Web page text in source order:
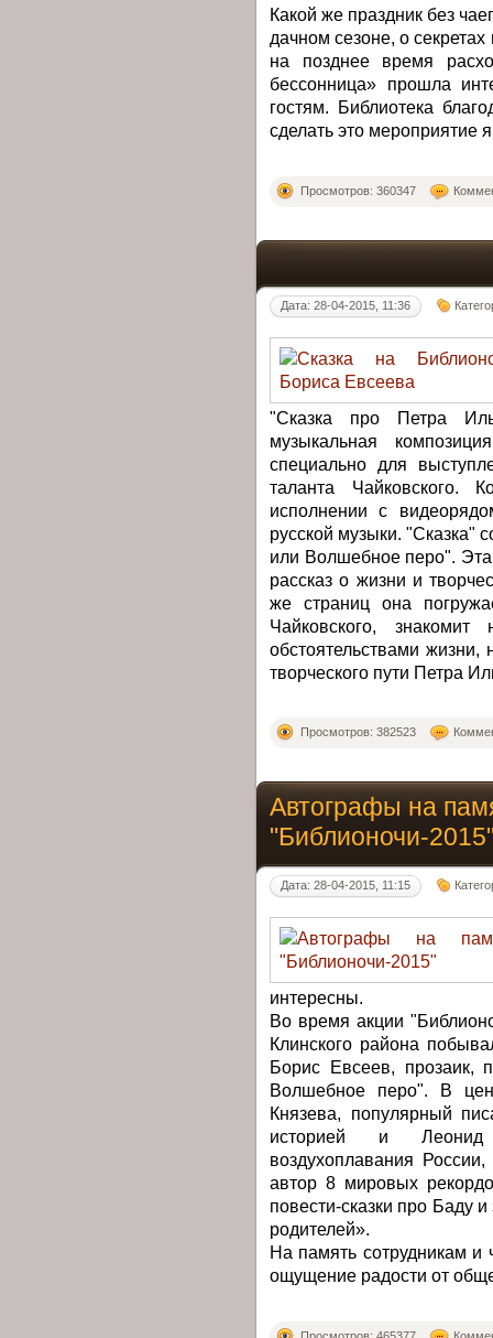
Какой же праздник без
дачном сезоне, о
на позднее время
бессонница» прошла
гостям. Библиотека
сделать это мероприятие
Просмотров: 360347
Дата: 28-04-2015, 11:36
"Сказка про Петра
музыкальная
специально для
таланта Чайковского.
исполнении с
русской музыки. "Сказка"
или Волшебное перо". Эта
рассказ о жизни и
же страниц она
Чайковского,
обстоятельствами жизни,
творческого пути Петра
Просмотров: 382523
Автографы на
"Библионочи-
Дата: 28-04-2015, 11:15
интересны.
Во время акции
Клинского района
Борис Евсеев, прозаик,
Волшебное перо". В
Князева, популярный
историей и Леонид
воздухоплавания
автор 8 мировых
повести-сказки про Баду
родителей».
На память сотрудникам и
ощущение радости от